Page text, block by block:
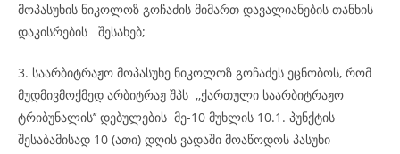
მოპასუხის ნიკოლოზ გოჩაძის მიმართ დავალიანების თანხის
დაკისრების შესახებ;
3. საარბიტრაჟო მოპასუხე ნიკოლოზ გოჩაძეს ეცნობოს, რომ
მუდმივმოქმედ არბიტრაჟ შპს ,,ქართული საარბიტრაჟო
ტრიბუნალის’’ დებულების მე-10 მუხლის 10.1. პუნქტის
შესაბამისად 10 (ათი) დღის ვადაში მოაწოდოს პასუხი